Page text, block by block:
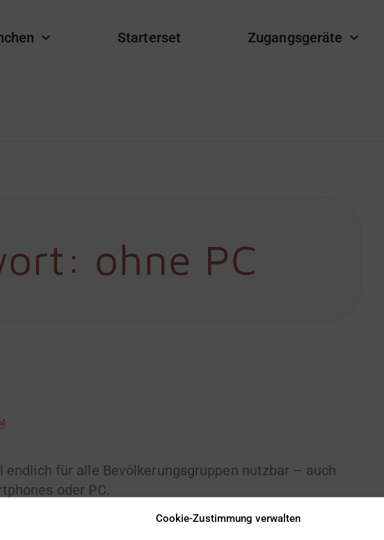
Cookie-Zustimmung verwalten
Starterset Zugangsgeräte
ohne PC
endlich für alle Bevölkerungsgruppen nutzbar – auch
oder PC.